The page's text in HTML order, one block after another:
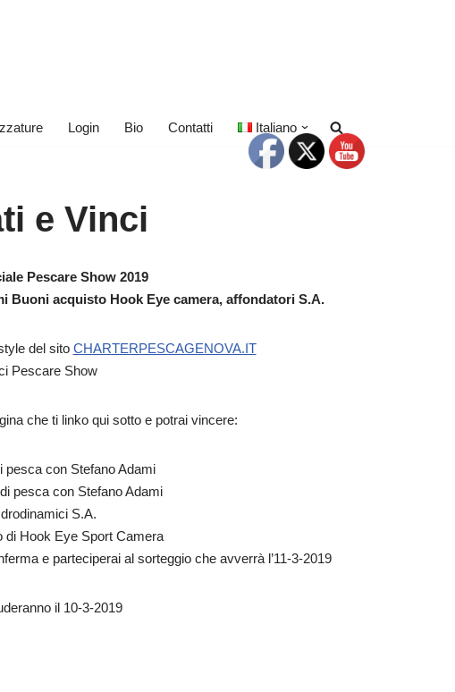
Login Bio Contatti Italiano
e Vinci
Pescare Show 2019
Buoni acquisto Hook Eye camera, affondatori S.A.
del sito CHARTERPESCAGENOVA.IT
Pescare Show
che ti linko qui sotto e potrai vincere:
pesca con Stefano Adami
pesca con Stefano Adami
S.A.
di Hook Eye Sport Camera
e parteciperai al sorteggio che avverrà l’11-3-2019
il 10-3-2019